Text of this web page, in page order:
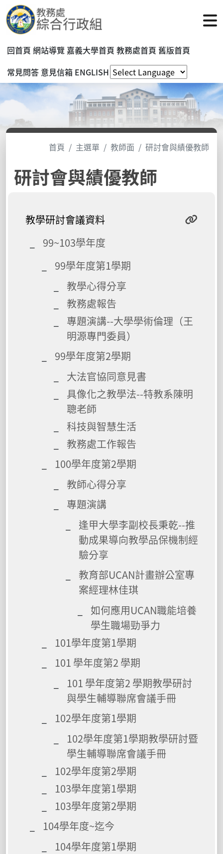
回首頁 網站導覽 嘉義大學首頁 教務處首頁 舊版首頁
常見問答 意見信箱 ENGLISH
首頁 主選單 教師面 研討會與績優教師
研討會與績優教師
教學研討會議資料
99~103學年度
99學年度第1學期
教學心得分享
教務處報告
專題演講--大學學術倫理（王
明源專門委員）
99學年度第2學期
大法官協同意見書
具像化之教學法--特教系陳明
聰老師
科技與智慧生活
教務處工作報告
100學年度第2學期
教師心得分享
專題演講
逢甲大學李副校長秉乾--推
動成果導向教學品保機制經
驗分享
教育部UCAN計畫辦公室專
案經理林佳琪
如何應用UCAN職能培養
學生職場勁爭力
101學年度第1學期
101 學年度第2 學期
101 學年度第2 學期教學研討
與學生輔導聯席會議手冊
102學年度第1學期
102學年度第1學期教學研討暨
學生輔導聯席會議手冊
102學年度第2學期
103學年度第1學期
103學年度第2學期
104學年度~迄今
104學年度第1學期